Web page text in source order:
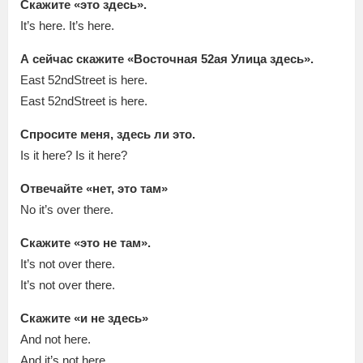
Скажите «это здесь».
It’s here. It’s here.
А сейчас скажите «Восточная 52ая Улица здесь».
East 52ndStreet is here.
East 52ndStreet is here.
Спросите меня, здесь ли это.
Is it here? Is it here?
Отвечайте «нет, это там»
No it’s over there.
Скажите «это не там».
It’s not over there.
It’s not over there.
Скажите «и не здесь»
And not here.